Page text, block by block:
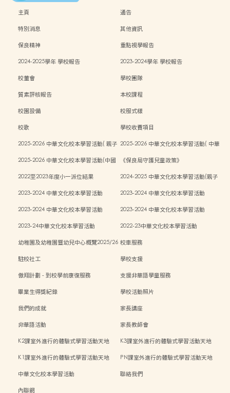
主頁
通告
特別消息
其他資訊
保良精神
重點視學報告
2024-2025學年 學校報告
2023-2024學年 學校報告
校董會
學校團隊
質素評核報告
本校課程
校園設備
校服式樣
校歌
學校收費項目
2025-2026 中華文化校本學習活動( 親子 2025-2026 中華文化校本學習活動( 中華
2025-2026 中華文化校本學習活動(中國
《保良局守護兒童政策》
2022至2023年度小一派位結果
2024-2025 中華文化校本學習活動(親子
2023-2024 中華文化校本學習活動
2023-2024 中華文化校本學習活動
2023-2024 中華文化校本學習活動
2023-2024 中華文化校本學習活動
2023-24中華文化校本學習活動
2022-23中華文化校本學習活動
幼稚園及幼稚園暨幼兒中心概覽2025/26 校車服務
駐校社工
學校支援
傲翔計劃 - 到校學前康復服務
支援非華語學童服務
畢業生得獎紀錄
學校活動照片
我們的成就
家長講座
非華語活動
家長教師會
K2課室外進行的體驗式學習活動天地
K3課室外進行的體驗式學習活動天地
K1課室外進行的體驗式學習活動天地
PN課室外進行的體驗式學習活動天地
中華文化校本學習活動
聯絡我們
內聯網